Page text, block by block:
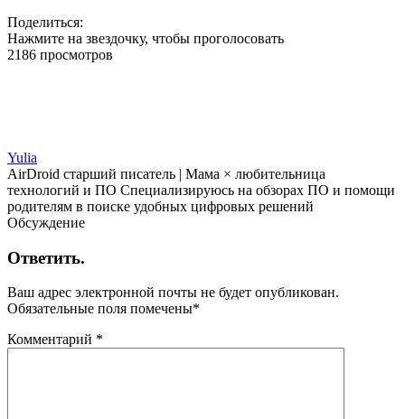
Поделиться:
Нажмите на звездочку, чтобы проголосовать
2186 просмотров
Yulia
AirDroid старший писатель | Мама × любительница
технологий и ПО Специализируюсь на обзорах ПО и помощи
родителям в поиске удобных цифровых решений
Обсуждение
Ответить.
Ваш адрес электронной почты не будет опубликован.
Обязательные поля помечены*
Комментарий *